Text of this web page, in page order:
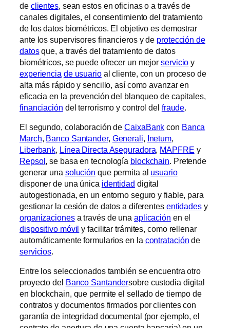
de clientes, sean estos en oficinas o a través de
canales digitales, el consentimiento del tratamiento
de los datos biométricos. El objetivo es demostrar
ante los supervisores financieros y de protección de
datosque, a través del tratamiento de datos
biométricos, se puede ofrecer un mejorservicio y
experiencia de usuarioal cliente, con un proceso de
alta más rápido y sencillo, así como avanzar en
eficacia en la prevención del blanqueo de capitales,
financiación del terrorismo y control del fraude.
El segundo, colaboración deCaixaBank con Banca
March, Banco Santander, Generali, Inetum,
Liberbank, Línea Directa Aseguradora, MAPFRE y
Repsol, se basa en tecnología blockchain. Pretende
generar una solución que permita al usuario
disponer de una única identidad digital
autogestionada, en un entorno seguro y fiable, para
gestionar la cesión de datos a diferentes entidadesy
organizacionesa través de una aplicación en el
dispositivo móvil y facilitar trámites, como rellenar
automáticamente formularios en la contratación de
servicios.
Entre los seleccionados también se encuentra otro
proyecto del Banco Santandersobre custodia digital
en blockchain, que permite el sellado de tiempo de
contratos y documentos firmados por clientes con
garantía de integridad documental (por ejemplo, el